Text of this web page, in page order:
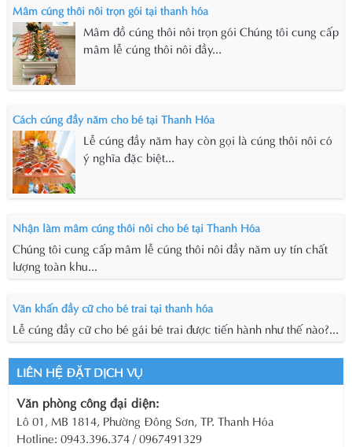
Mâm cúng thôi nôi trọn gói tại thanh hóa
Mâm đồ cúng thôi nôi trọn gói Chúng tôi cung cấp
mâm lễ cúng thôi nôi đầy...
Cách cúng đầy năm cho bé tại Thanh Hóa
Lễ cúng đầy năm hay còn gọi là cúng thôi nôi có
ý nghĩa đặc biệt...
Nhận làm mâm cúng thôi nôi cho bé tại Thanh Hóa
Chúng tôi cung cấp mâm lễ cúng thôi nôi đầy năm uy tín chất
lượng toàn khu...
Văn khấn đầy cữ cho bé trai tại thanh hóa
Lễ cúng đầy cữ cho bé gái bé trai được tiến hành như thế nào?...
LIÊN HỆ ĐẶT DỊCH VỤ
Văn phòng công đại diện:
Lô 01, MB 1814, Phường Đông Sơn, TP. Thanh Hóa
Hotline: 0943.396.374 / 0967491329